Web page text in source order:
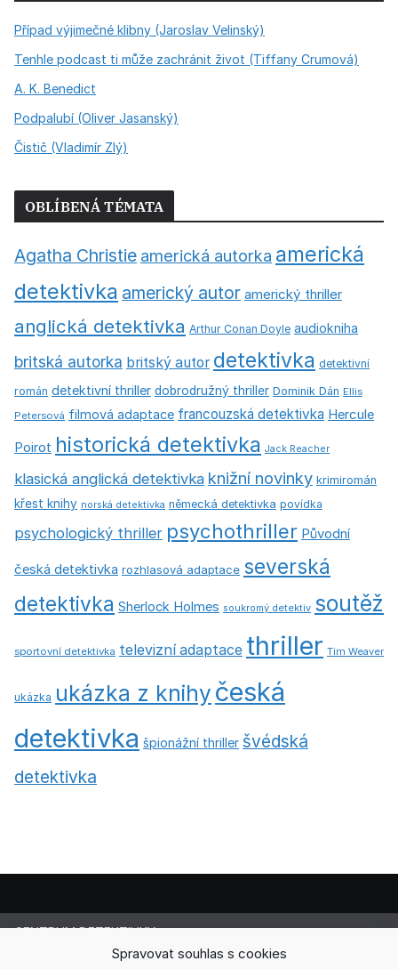
Spravovat souhlas s cookies
Případ výjimečné klibny (Jaroslav Velinský)
Tenhle podcast ti může zachránit život (Tiffany Crumová)
A. K. Benedict
Podpalubí (Oliver Jasanský)
Čistič (Vladimír Zlý)
OBLÍBENÁ TÉMATA
Agatha Christie americká autorka americká
detektivka americký autor americký thriller
anglická detektivka Arthur Conan Doyle audiokniha
britská autorka britský autor detektivka detektivní
román detektivní thriller dobrodružný thriller Dominik Dán Ellis
Petersová filmová adaptace francouzská detektivka Hercule
Poirot historická detektivka Jack Reacher
klasická anglická detektivka knižní novinky krimiromán
křest knihy norská detektivka německá detektivka povídka
psychologický thriller psychothriller Původní
česká detektivka rozhlasová adaptace severská
detektivka Sherlock Holmes soukromý detektiv soutěž
sportovní detektivka televizní adaptace thriller Tim Weaver
ukázka ukázka z knihy česká
detektivka špionážní thriller švédská
detektivka
CENTRUM DETEKTIVKY
Lucie Cermanová